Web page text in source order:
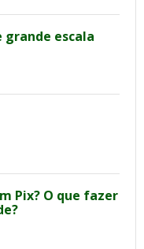
grande escala
Pix? O que fazer